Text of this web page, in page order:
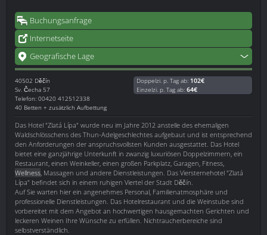
Buchungsanfrage
Internetseite
Geografische Lage
40502 Děčín
Sv. Čecha 57
Telefon: 00420 412512338
40 Betten + zusätzlich Aufbettung
Doppelzi. p. Tag ab: 102€
Einzelzi. p. Tag ab: 64€
Das Hotel "Zlatá Lípa" wurde neu im Jahre 2012 anstelle des ehemaligen
Waldschlösschens des Thun-Adelgeschlechtes aufgebaut und ist entsprechend
den Anforderungen der anspruchsvollsten Kunden ausgestattet. Das Hotel
bietet eine ganzjährige Unterkunft in zwanzig luxuriösen Doppelzimmern, ein
Restaurant, einen Weinkeller, einen großen Parkplatz, Garagen, Fitness,
Wellness , Massagen und andere Dienstleistungen. Das Viersternehotel "Zlatá
Lípa" befindet sich in einem ruhigen Viertel der Stadt Děčín.
Auf Sie warten hier ein angenehmes Personal, Familienatmosphäre und
professionelle Dienstleistungen. Das Hotelrestaurant und die Weinstube sind
vorbereitet mit dem Angebot an hochwertigen hausgemachten Gerichten und
leckeren Weinen Ihre Wünsche zu erfüllen. Nichtraucherbereiche sind
selbstverständlich.